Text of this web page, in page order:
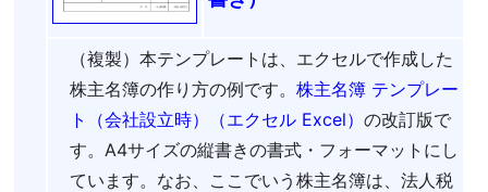
（複製）本テンプレートは、エクセルで作成した
株主名簿の作り方の例です。 株主名簿 テンプレー
ト（会社設立時）（エクセル Excel） の改訂版で
す。A4サイズの縦書きの書式・フォーマットにし
ています。なお、ここでいう株主名簿は、法人税